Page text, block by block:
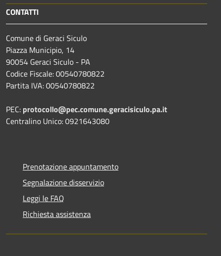
CONTATTI
Comune di Geraci Siculo
Piazza Municipio, 14
90054 Geraci Siculo - PA
Codice Fiscale: 00540780822
Partita IVA: 00540780822
PEC: protocollo@pec.comune.geracisiculo.pa.it
Centralino Unico: 0921643080
Prenotazione appuntamento
Segnalazione disservizio
Leggi le FAQ
Richiesta assistenza